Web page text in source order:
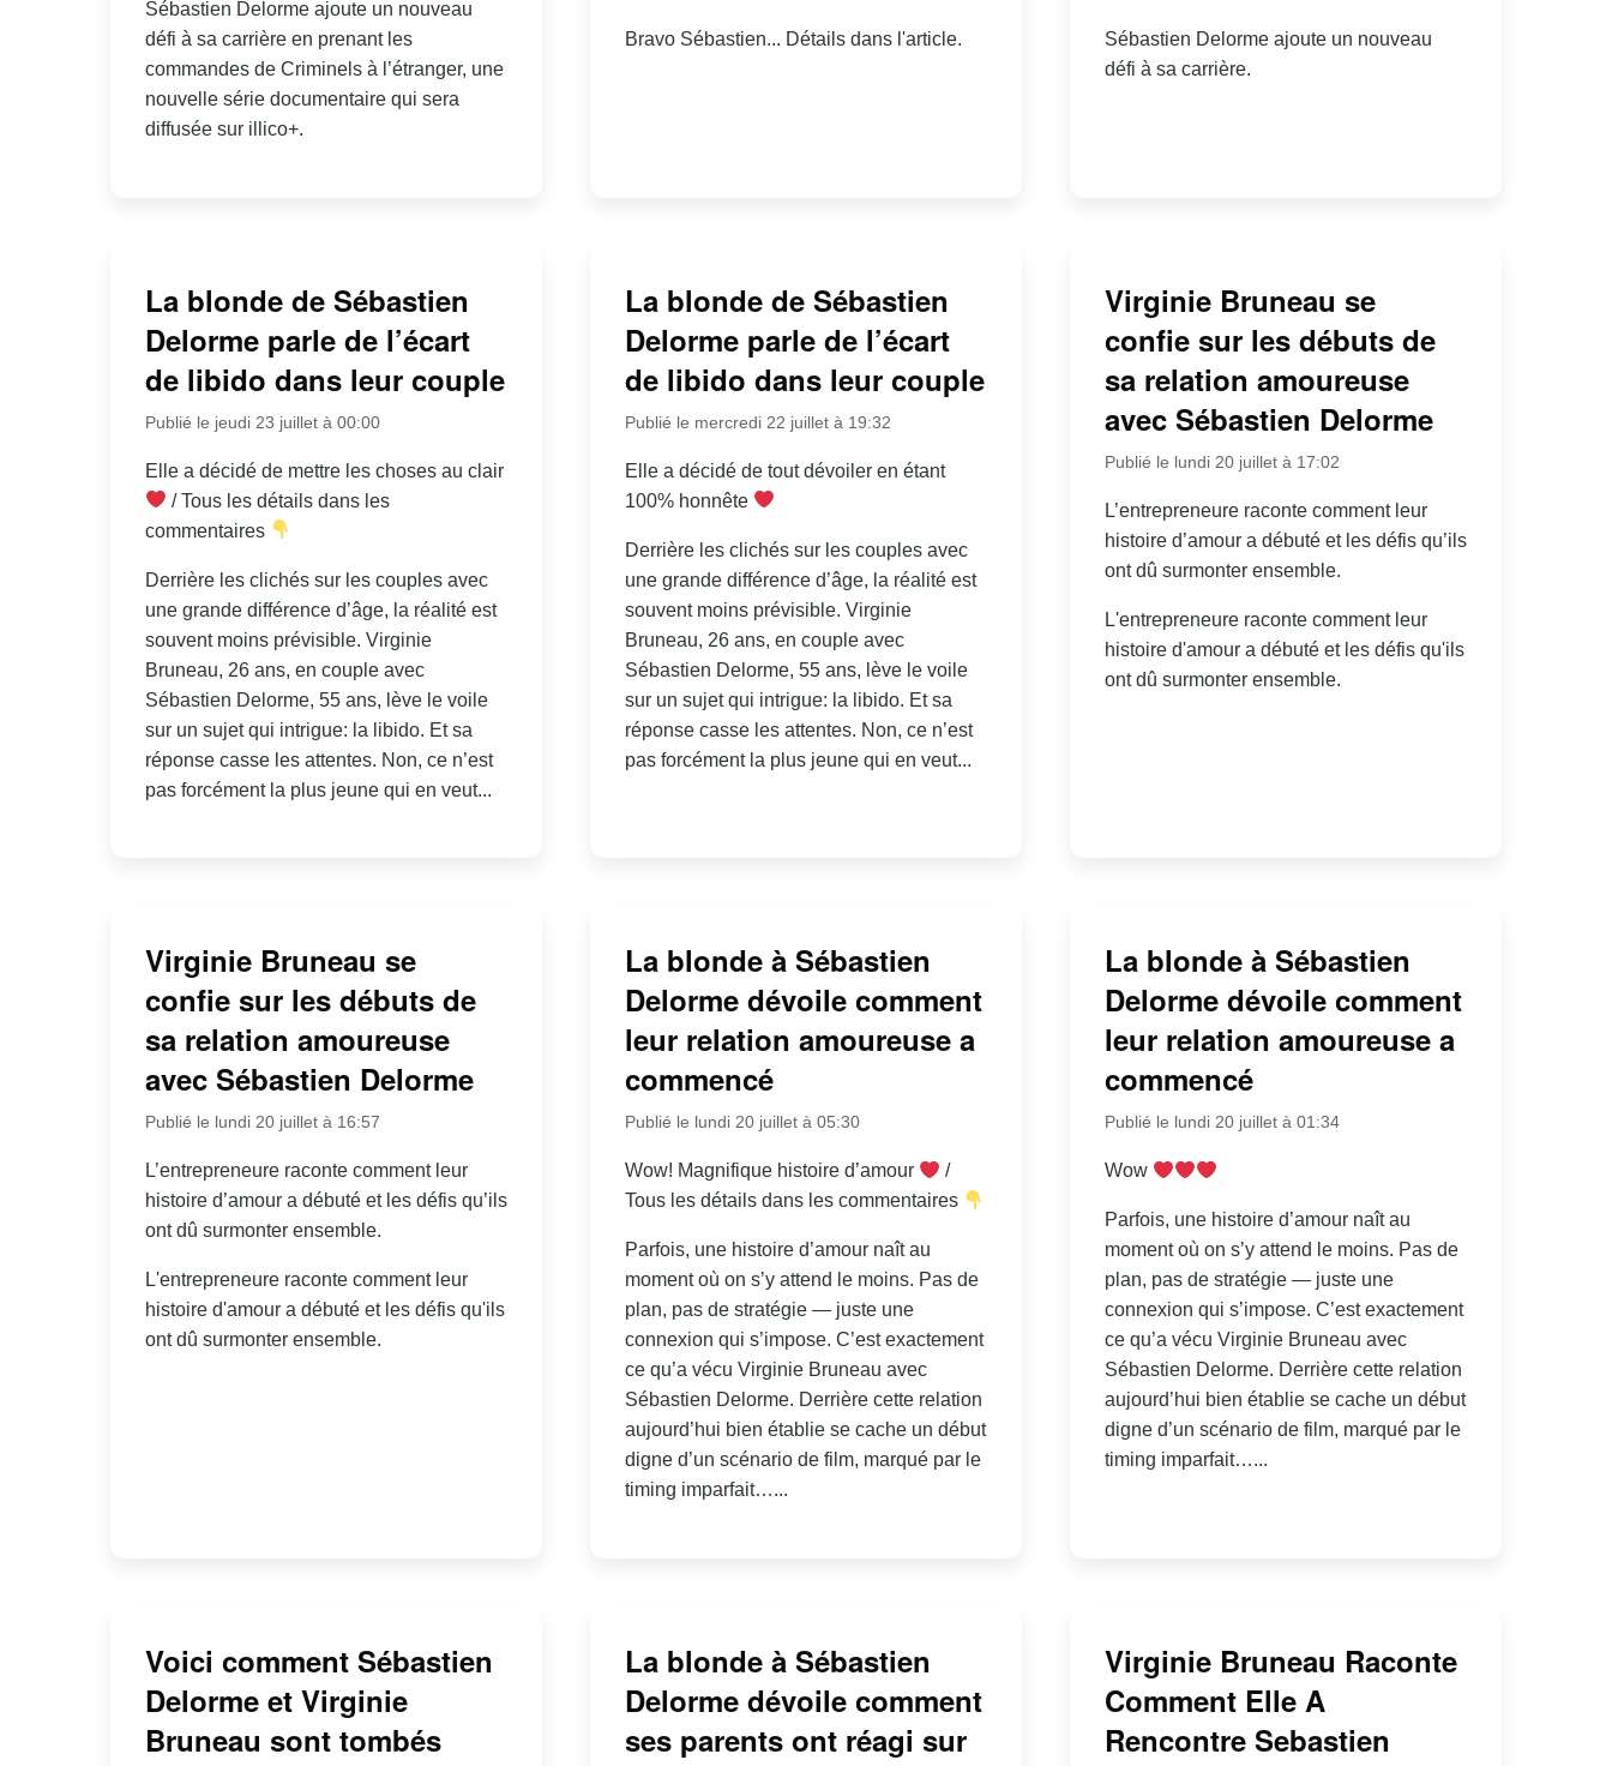
Sébastien Delorme ajoute un nouveau
défi à sa carrière en prenant les
commandes de Criminels à l’étranger, une
nouvelle série documentaire qui sera
diffusée sur illico+.
Bravo Sébastien... Détails dans l'article.
Sébastien Delorme ajoute un nouveau
défi à sa carrière.
La blonde de Sébastien
Delorme parle de l’écart
de libido dans leur couple
Publié le jeudi 23 juillet à 00:00
Elle a décidé de mettre les choses au clair
/ Tous les détails dans les
commentaires
Derrière les clichés sur les couples avec
une grande différence d’âge, la réalité est
souvent moins prévisible. Virginie
Bruneau, 26 ans, en couple avec
Sébastien Delorme, 55 ans, lève le voile
sur un sujet qui intrigue: la libido. Et sa
réponse casse les attentes. Non, ce n’est
pas forcément la plus jeune qui en veut...
La blonde de Sébastien
Delorme parle de l’écart
de libido dans leur couple
Publié le mercredi 22 juillet à 19:32
Elle a décidé de tout dévoiler en étant
100% honnête
Derrière les clichés sur les couples avec
une grande différence d’âge, la réalité est
souvent moins prévisible. Virginie
Bruneau, 26 ans, en couple avec
Sébastien Delorme, 55 ans, lève le voile
sur un sujet qui intrigue: la libido. Et sa
réponse casse les attentes. Non, ce n’est
pas forcément la plus jeune qui en veut...
Virginie Bruneau se
confie sur les débuts de
sa relation amoureuse
avec Sébastien Delorme
Publié le lundi 20 juillet à 17:02
L’entrepreneure raconte comment leur
histoire d’amour a débuté et les défis qu’ils
ont dû surmonter ensemble.
L'entrepreneure raconte comment leur
histoire d'amour a débuté et les défis qu'ils
ont dû surmonter ensemble.
Virginie Bruneau se
confie sur les débuts de
sa relation amoureuse
avec Sébastien Delorme
Publié le lundi 20 juillet à 16:57
L’entrepreneure raconte comment leur
histoire d’amour a débuté et les défis qu’ils
ont dû surmonter ensemble.
L'entrepreneure raconte comment leur
histoire d'amour a débuté et les défis qu'ils
ont dû surmonter ensemble.
La blonde à Sébastien
Delorme dévoile comment
leur relation amoureuse a
commencé
Publié le lundi 20 juillet à 05:30
Wow! Magnifique histoire d’amour
/
Tous les détails dans les commentaires
Parfois, une histoire d’amour naît au
moment où on s’y attend le moins. Pas de
plan, pas de stratégie — juste une
connexion qui s’impose. C’est exactement
ce qu’a vécu Virginie Bruneau avec
Sébastien Delorme. Derrière cette relation
aujourd’hui bien établie se cache un début
digne d’un scénario de film, marqué par le
timing imparfait…...
La blonde à Sébastien
Delorme dévoile comment
leur relation amoureuse a
commencé
Publié le lundi 20 juillet à 01:34
Wow
Parfois, une histoire d’amour naît au
moment où on s’y attend le moins. Pas de
plan, pas de stratégie — juste une
connexion qui s’impose. C’est exactement
ce qu’a vécu Virginie Bruneau avec
Sébastien Delorme. Derrière cette relation
aujourd’hui bien établie se cache un début
digne d’un scénario de film, marqué par le
timing imparfait…...
Voici comment Sébastien
Delorme et Virginie
Bruneau sont tombés
La blonde à Sébastien
Delorme dévoile comment
ses parents ont réagi sur
Virginie Bruneau Raconte
Comment Elle A
Rencontre Sebastien